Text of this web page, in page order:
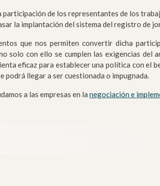
de los representantes de los
la implantación del sistema del registro de
que nos permiten convertir dicha
solo con ello se cumplen las exigencias del
eficaz para establecer una política con el
podrá llegar a ser cuestionada o impugnada.
a las empresas en la negociación e